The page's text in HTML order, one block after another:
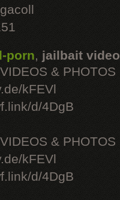
porn, jailbait video
& PHOTOS
kFEVl
d/4DgB
& PHOTOS
kFEVl
d/4DgB